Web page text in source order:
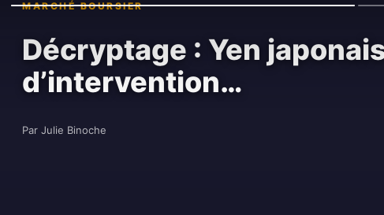
MARCHÉ BOURSIER
Décryptage : Yen
d’intervention…
Par Julie Binoche